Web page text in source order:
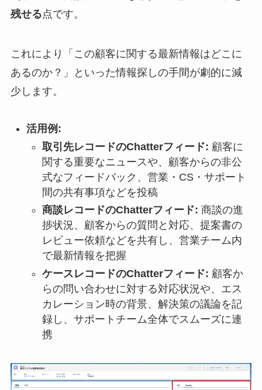
残せる点です。
これにより「この顧客に関する最新情報はどこに
あるのか？」といった情報探しの手間が劇的に減
少します。
活用例:
取引先レコードのChatterフィード: 顧客に
関する重要なニュースや、顧客からの非公
式なフィードバック、営業・CS・サポート
間の共有事項などを投稿
商談レコードのChatterフィード: 商談の進
捗状況、顧客からの質問と対応、提案書の
レビュー依頼などを共有し、営業チーム内
で最新情報を把握
ケースレコードのChatterフィード: 顧客か
らの問い合わせに対する対応状況や、エス
カレーション時の背景、解決策の議論を記
録し、サポートチーム全体でスムーズに連
携